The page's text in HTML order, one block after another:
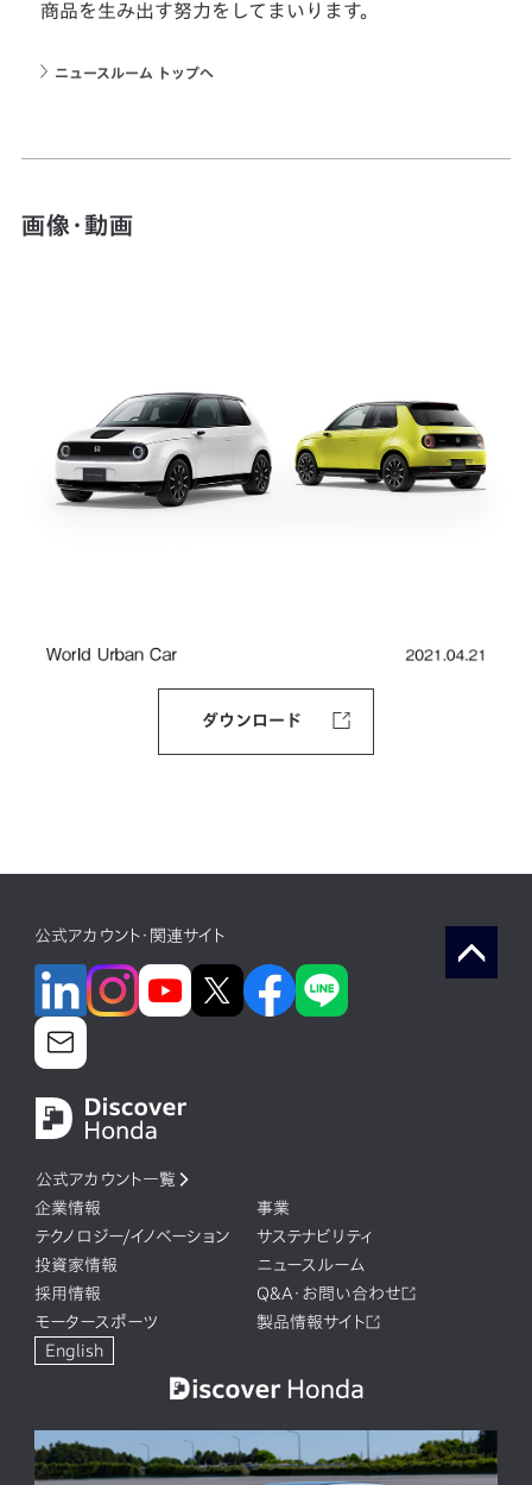
商品を生み出す努力をしてまいります。
ニュースルーム トップへ
画像・動画
ダウンロード
公式アカウント・関連サイト
公式アカウント一覧
企業情報
事業
テクノロジー/イノベーション
サステナビリティ
投資家情報
ニュースルーム
採用情報
Q&A・お問い合わせ
モータースポーツ
製品情報サイト
English